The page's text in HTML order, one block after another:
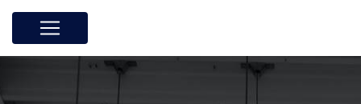
Panneau de gestion des cookies